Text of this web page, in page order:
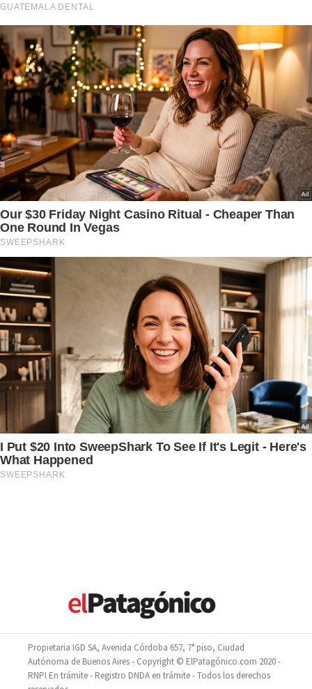
Propietaria IGD SA, Avenida Córdoba 657, 7° piso, Ciudad
Autónoma de Buenos Aires - Copyright © ElPatagónico.com 2020 -
RNPI En trámite - Registro DNDA en trámite - Todos los derechos